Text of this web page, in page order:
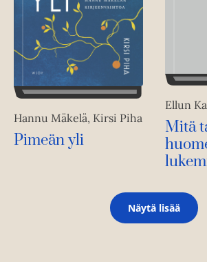
Hannu Mäkelä, Kirsi Piha
Pimeän yli
Ellun
Mitä
Näytä lisää